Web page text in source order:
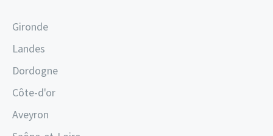
Gironde
Landes
Dordogne
Côte-d'or
Aveyron